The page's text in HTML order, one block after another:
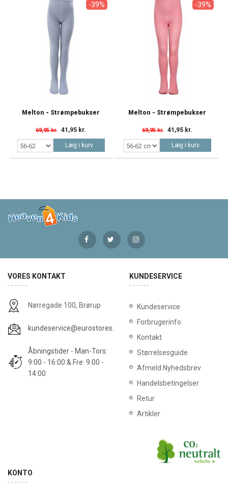
-39%
Melton - Strømpebukser
69,95 kr. 41,95 kr.
Læg i kurv
-39%
Melton - Strømpebukser
69,95 kr. 41,95 kr.
Læg i kurv
VORES KONTAKT
Nørregade 100, Brørup
kundeservice@eurostores.dk
Åbningstider - Man-Tors:
9:00 - 16:00 & Fre: 9:00 -
14:00
KUNDESERVICE
Kundeservice
Forbrugerinfo
Kontakt
Størrelsesguide
Afmeld Nyhedsbrev
Handelsbetingelser
Retur
Artikler
KONTO